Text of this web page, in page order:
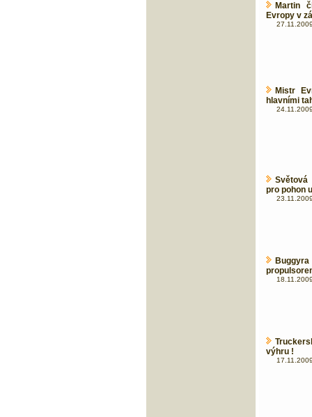
Martin
Evropy v
Mistr
hlavními
Světová
pro pohon
výhru !
17.11.2009